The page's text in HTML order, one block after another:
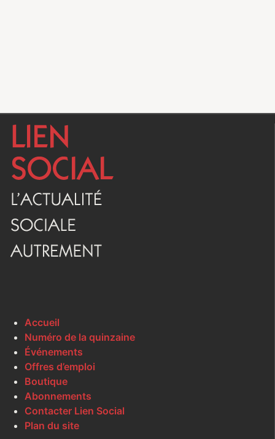
Accueil
Numéro de la quinzaine
Événements
Offres d’emploi
Boutique
Abonnements
Contacter Lien Social
Plan du site